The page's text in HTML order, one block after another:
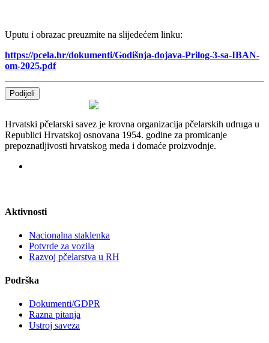
Uputu i obrazac preuzmite na slijedećem linku:
https://pcela.hr/dokumenti/Godišnja-dojava-Prilog-3-sa-IBAN-
om-2025.pdf
Podijeli
Hrvatski pčelarski savez je krovna organizacija pčelarskih udruga u
Republici Hrvatskoj osnovana 1954. godine za promicanje
prepoznatljivosti hrvatskog meda i domaće proizvodnje.
Aktivnosti
Nacionalna staklenka
Potvrde za vozila
Razvoj pčelarstva u RH
Podrška
Dokumenti/GDPR
Razna pitanja
Ustroj saveza